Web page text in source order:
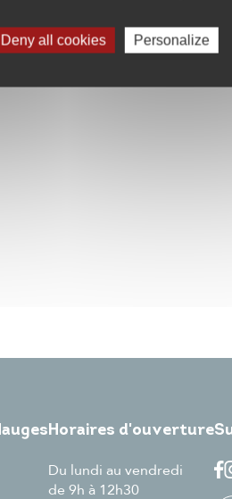
Horaires d'ouverture
Du lundi au vendredi
de 9h à 12h30
Deny all cookies Personalize